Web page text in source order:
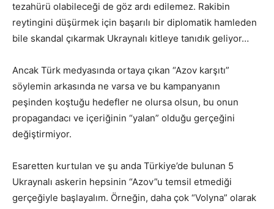
tezahürü olabileceği de göz ardı edilemez. Rakibin
reytingini düşürmek için başarılı bir diplomatik hamleden
bile skandal çıkarmak Ukraynalı kitleye tanıdık geliyor…
Ancak Türk medyasında ortaya çıkan “Azov karşıtı”
söylemin arkasında ne varsa ve bu kampanyanın
peşinden koştuğu hedefler ne olursa olsun, bu onun
propagandacı ve içeriğinin “yalan” olduğu gerçeğini
değiştirmiyor.
Esaretten kurtulan ve şu anda Türkiye’de bulunan 5
Ukraynalı askerin hepsinin “Azov”u temsil etmediği
gerçeğiyle başlayalım. Örneğin, daha çok “Volyna” olarak